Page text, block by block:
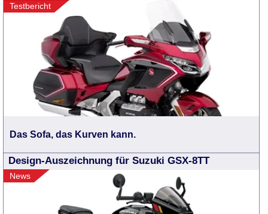
Testbericht
Das Sofa, das Kurven kann.
Design-Auszeichnung für Suzuki GSX-8TT
News